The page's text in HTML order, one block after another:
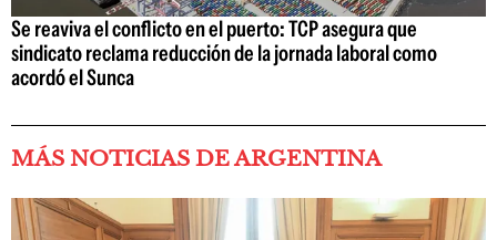
Se reaviva el conflicto en el puerto: TCP asegura que
sindicato reclama reducción de la jornada laboral como
acordó el Sunca
MÁS NOTICIAS DE ARGENTINA